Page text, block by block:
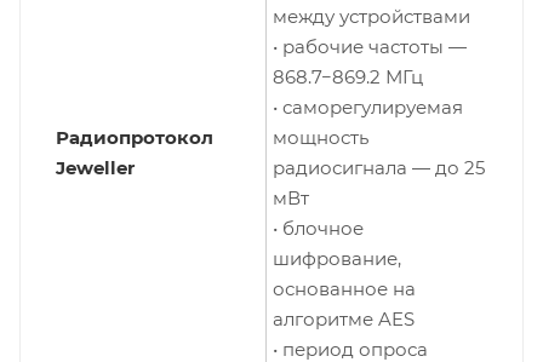
Радиопротокол
Jeweller
между устройствами
• рабочие частоты —
868.7−869.2 МГц
• саморегулируемая
мощность
радиосигнала — до 25
мВт
• блочное
шифрование,
основанное на
алгоритме AES
• период опроса